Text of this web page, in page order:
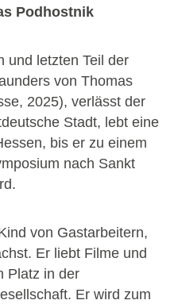
Podhostnik
und letzten Teil der
von Thomas
2025), verlässt der
Stadt, lebt eine
bis er zu einem
nach Sankt
von Gastarbeitern,
Er liebt Filme und
Platz in der
Er wird zum